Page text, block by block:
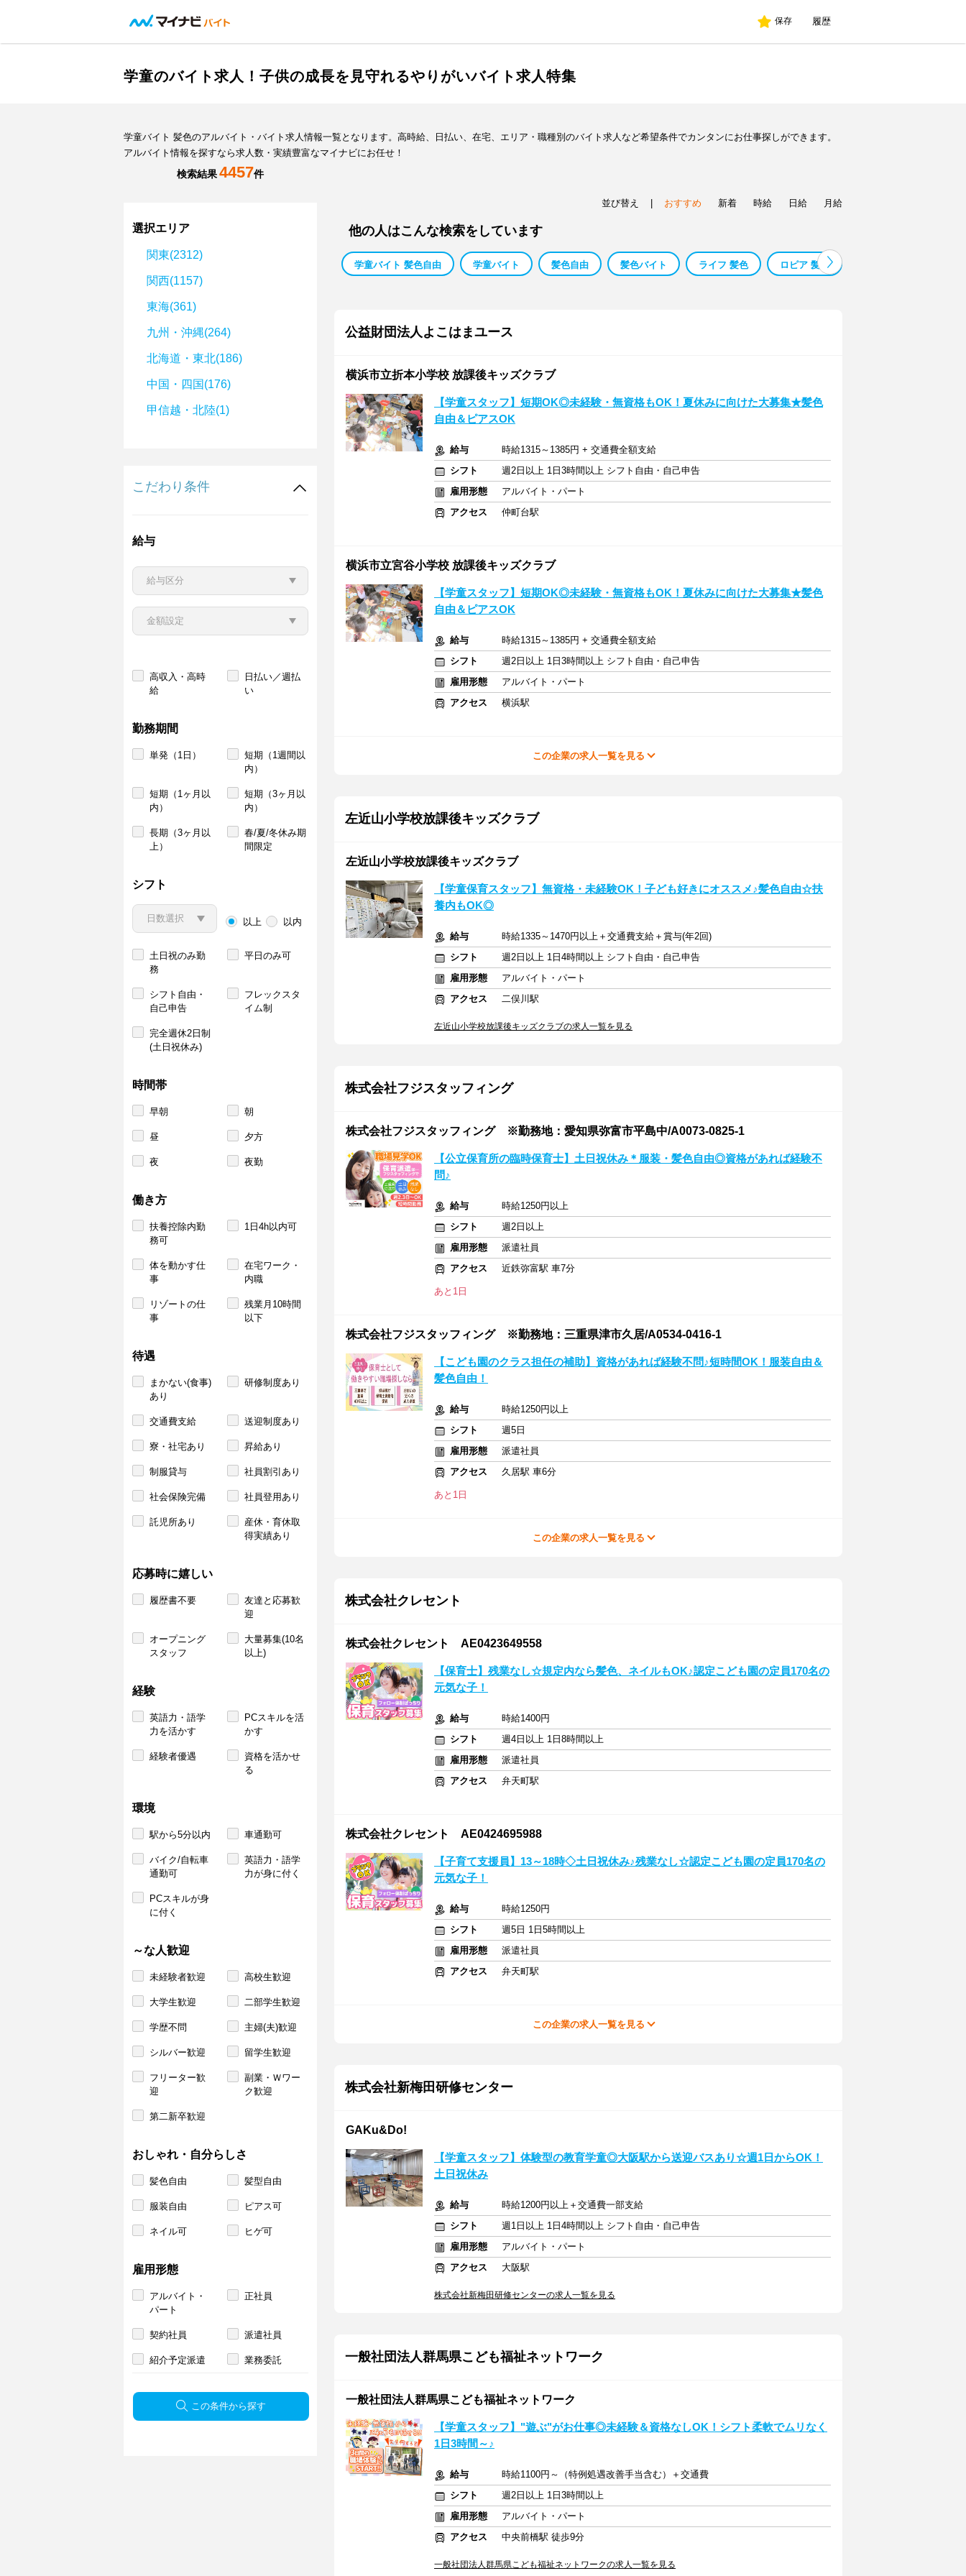
保存 履歴
学童のバイト求人！子供の成長を見守れるやりがいバイト求人特集
学童バイト 髪色のアルバイト・バイト求人情報一覧となります。高時給、日払い、在宅、エリア・職種別のバイト求人など希望条件でカンタンにお仕事探しができます。
アルバイト情報を探すなら求人数・実績豊富なマイナビにお任せ！
検索結果4457件
選択エリア
関東(2312)
関西(1157)
東海(361)
九州・沖縄(264)
北海道・東北(186)
中国・四国(176)
甲信越・北陸(1)
こだわり条件
給与
高収入・高時
給
日払い／週払
い
勤務期間
単発（1日）
短期（1週間以
内）
短期（1ヶ月以
内）
短期（3ヶ月以
内）
長期（3ヶ月以
上）
春/夏/冬休み期
間限定
シフト
以上 以内
土日祝のみ勤
務
平日のみ可
シフト自由・
自己申告
フレックスタ
イム制
完全週休2日制
(土日祝休み)
時間帯
早朝 朝
昼 夕方
夜 夜勤
働き方
扶養控除内勤
務可
1日4h以内可
体を動かす仕
事
在宅ワーク・
内職
リゾートの仕
事
残業月10時間
以下
待遇
まかない(食事)
あり
研修制度あり
交通費支給 送迎制度あり
寮・社宅あり 昇給あり
制服貸与 社員割引あり
社会保険完備 社員登用あり
託児所あり
産休・育休取
得実績あり
応募時に嬉しい
履歴書不要
友達と応募歓
迎
オープニング
スタッフ
大量募集(10名
以上)
経験
英語力・語学
力を活かす
PCスキルを活
かす
経験者優遇
資格を活かせ
る
環境
駅から5分以内 車通勤可
バイク/自転車
通勤可
英語力・語学
力が身に付く
PCスキルが身
に付く
～な人歓迎
未経験者歓迎 高校生歓迎
大学生歓迎 二部学生歓迎
学歴不問 主婦(夫)歓迎
シルバー歓迎 留学生歓迎
フリーター歓
迎
副業・Ｗワー
ク歓迎
第二新卒歓迎
おしゃれ・自分らしさ
髪色自由 髪型自由
服装自由 ピアス可
ネイル可 ヒゲ可
雇用形態
アルバイト・
パート
正社員
契約社員 派遣社員
紹介予定派遣 業務委託
この条件から探す
並び替え おすすめ 新着 時給 日給 月給
他の人はこんな検索をしています
学童バイト 髪色自由 学童バイト 髪色自由 髪色バイト ライフ 髪色 ロピア 髪色
公益財団法人よこはまユース
横浜市立折本小学校 放課後キッズクラブ
【学童スタッフ】短期OK◎未経験・無資格もOK！夏休みに向けた大募集★髪色
自由＆ピアスOK
給与
時給1315～1385円 + 交通費全額支給
シフト
週2日以上 1日3時間以上 シフト自由・自己申告
雇用形態
アルバイト・パート
アクセス
仲町台駅
横浜市立宮谷小学校 放課後キッズクラブ
【学童スタッフ】短期OK◎未経験・無資格もOK！夏休みに向けた大募集★髪色
自由＆ピアスOK
給与
時給1315～1385円 + 交通費全額支給
シフト
週2日以上 1日3時間以上 シフト自由・自己申告
雇用形態
アルバイト・パート
アクセス
横浜駅
この企業の求人一覧を見る
左近山小学校放課後キッズクラブ
左近山小学校放課後キッズクラブ
【学童保育スタッフ】無資格・未経験OK！子ども好きにオススメ♪髪色自由☆扶
養内もOK◎
給与
時給1335～1470円以上＋交通費支給＋賞与(年2回)
シフト
週2日以上 1日4時間以上 シフト自由・自己申告
雇用形態
アルバイト・パート
アクセス
二俣川駅
左近山小学校放課後キッズクラブの求人一覧を見る
株式会社フジスタッフィング
株式会社フジスタッフィング ※勤務地：愛知県弥富市平島中/A0073-0825-1
【公立保育所の臨時保育士】土日祝休み＊服装・髪色自由◎資格があれば経験不
問♪
給与
時給1250円以上
シフト
週2日以上
雇用形態
派遣社員
アクセス
近鉄弥富駅 車7分
あと1日
株式会社フジスタッフィング ※勤務地：三重県津市久居/A0534-0416-1
【こども園のクラス担任の補助】資格があれば経験不問♪短時間OK！服装自由＆
髪色自由！
給与
時給1250円以上
シフト
週5日
雇用形態
派遣社員
アクセス
久居駅 車6分
あと1日
この企業の求人一覧を見る
株式会社クレセント
株式会社クレセント AE0423649558
【保育士】残業なし☆規定内なら髪色、ネイルもOK♪認定こども園の定員170名の
元気な子！
給与
時給1400円
シフト
週4日以上 1日8時間以上
雇用形態
派遣社員
アクセス
弁天町駅
株式会社クレセント AE0424695988
【子育て支援員】13～18時◇土日祝休み♪残業なし☆認定こども園の定員170名の
元気な子！
給与
時給1250円
シフト
週5日 1日5時間以上
雇用形態
派遣社員
アクセス
弁天町駅
この企業の求人一覧を見る
株式会社新梅田研修センター
GAKu&Do!
【学童スタッフ】体験型の教育学童◎大阪駅から送迎バスあり☆週1日からOK！
土日祝休み
給与
時給1200円以上＋交通費一部支給
シフト
週1日以上 1日4時間以上 シフト自由・自己申告
雇用形態
アルバイト・パート
アクセス
大阪駅
株式会社新梅田研修センターの求人一覧を見る
一般社団法人群馬県こども福祉ネットワーク
一般社団法人群馬県こども福祉ネットワーク
【学童スタッフ】"遊ぶ"がお仕事◎未経験＆資格なしOK！シフト柔軟でムリなく
1日3時間～♪
給与
時給1100円～（特例処遇改善手当含む）＋交通費
シフト
週2日以上 1日3時間以上
雇用形態
アルバイト・パート
アクセス
中央前橋駅 徒歩9分
一般社団法人群馬県こども福祉ネットワークの求人一覧を見る